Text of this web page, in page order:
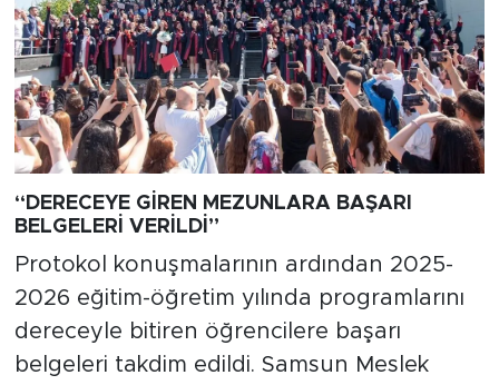
“DERECEYE GİREN MEZUNLARA BAŞARI
BELGELERİ VERİLDİ”
Protokol konuşmalarının ardından 2025-
2026 eğitim-öğretim yılında programlarını
dereceyle bitiren öğrencilere başarı
belgeleri takdim edildi. Samsun Meslek